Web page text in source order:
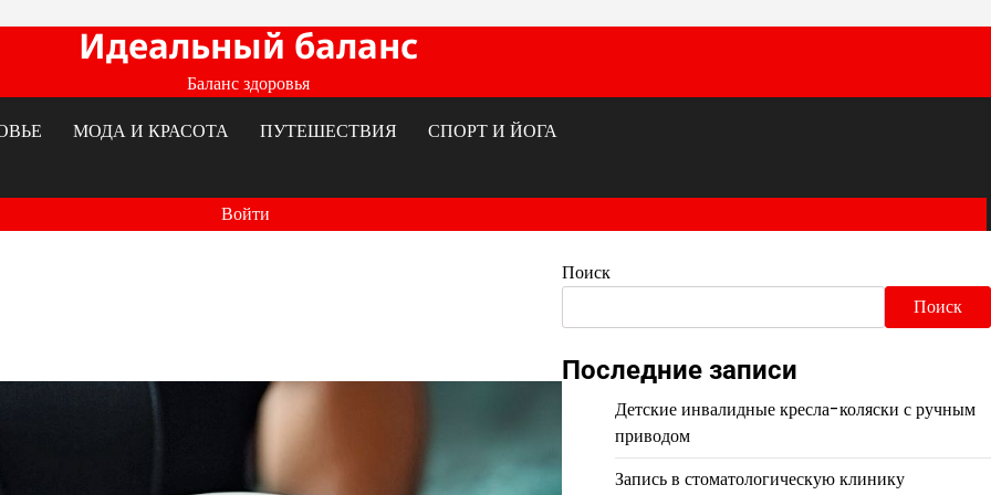
Идеальный баланс
Баланс здоровья
МОДА И КРАСОТА ПУТЕШЕСТВИЯ СПОРТ И ЙОГА
Войти
Поиск
Поиск
Последние записи
Детские инвалидные кресла-коляски с ручным
приводом
Запись в стоматологическую клинику